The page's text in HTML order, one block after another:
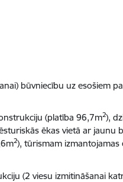
būvniecību uz esošiem
(platība 96,7m2),
ēkas vietā ar jaunu
2), tūrismam
(2 viesu izmitināšanai